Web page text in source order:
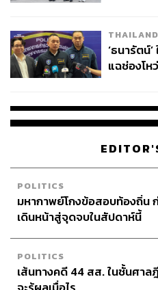
THAILAND
‘ธนารัตน์
แฉช่องโห
POLITICS
มหากาพย์โกงข้อสอบท้องถิ่น
เดินหน้าสู่จุดจบในสัปดาห์นี้
POLITICS
เส้นทางคดี 44 สส. ในชั้นศาล